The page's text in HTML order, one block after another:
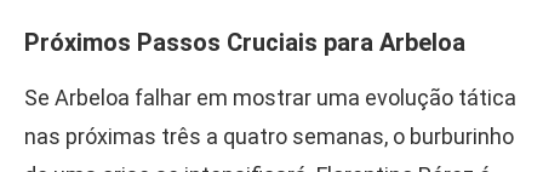
Próximos Passos Cruciais para Arbeloa
Se Arbeloa falhar em mostrar uma evolução tática
nas próximas três a quatro semanas, o burburinho